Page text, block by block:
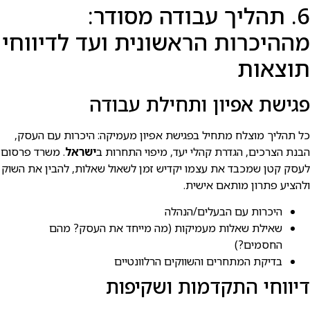
6. תהליך עבודה מסודר:
מההיכרות הראשונית ועד לדיווחי
תוצאות
פגישת אפיון ותחילת עבודה
כל תהליך מוצלח מתחיל בפגישת אפיון מעמיקה: היכרות עם העסק,
הבנת הצרכים, הגדרת קהלי יעד, מיפוי התחרות בישראל. משרד פרסום
לעסק קטן שמכבד את עצמו יקדיש זמן לשאול שאלות, להבין את השוק
ולהציע פתרון מותאם אישית.
היכרות עם הבעלים/הנהלה
שאילת שאלות מעמיקות (מה מייחד את העסק? מהם
החסמים?)
בדיקת המתחרים והשווקים הרלוונטיים
דיווחי התקדמות ושקיפות